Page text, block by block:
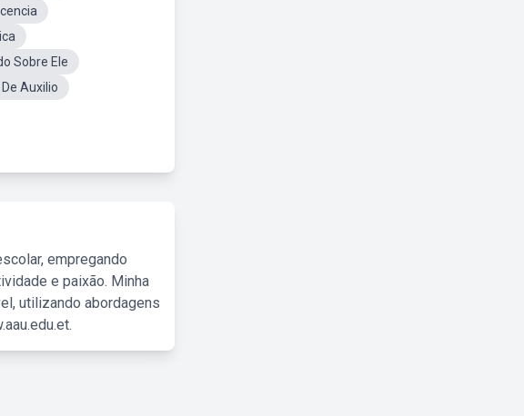
Sobre Ele
Auxilio
empregando
e paixão. Minha
utilizando abordagens